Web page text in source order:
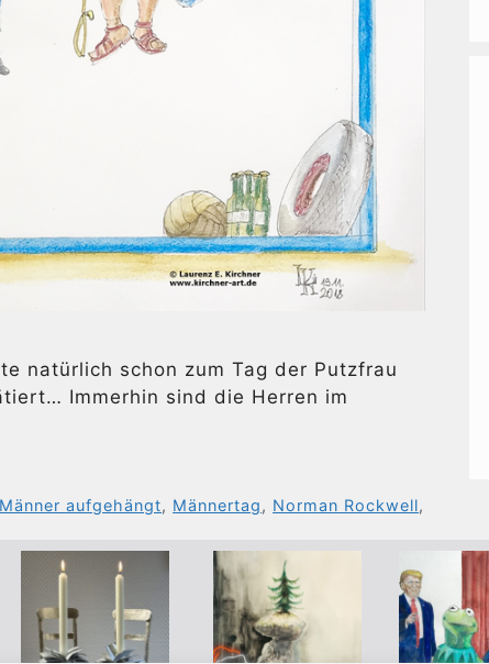
natürlich schon zum Tag der Putzfrau
Immerhin sind die Herren im
Männer aufgehängt, Männertag, Norman Rockwell,